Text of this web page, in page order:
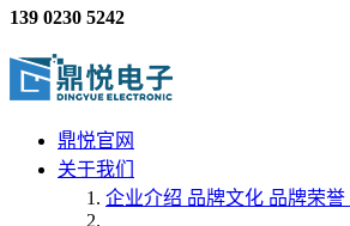
139 0230 5242
鼎悦官网
关于我们
企业介绍 品牌文化 品牌荣誉